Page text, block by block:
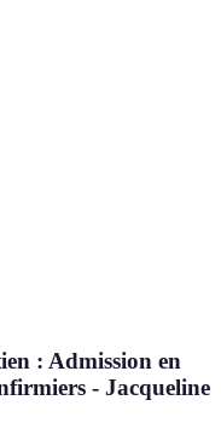
: Admission en
- Jacqueline